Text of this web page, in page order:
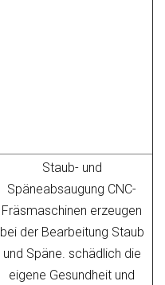
Staub- und
Späneabsaugung CNC-
Fräsmaschinen erzeugen
bei der Bearbeitung Staub
und Späne. schädlich die
eigene Gesundheit und